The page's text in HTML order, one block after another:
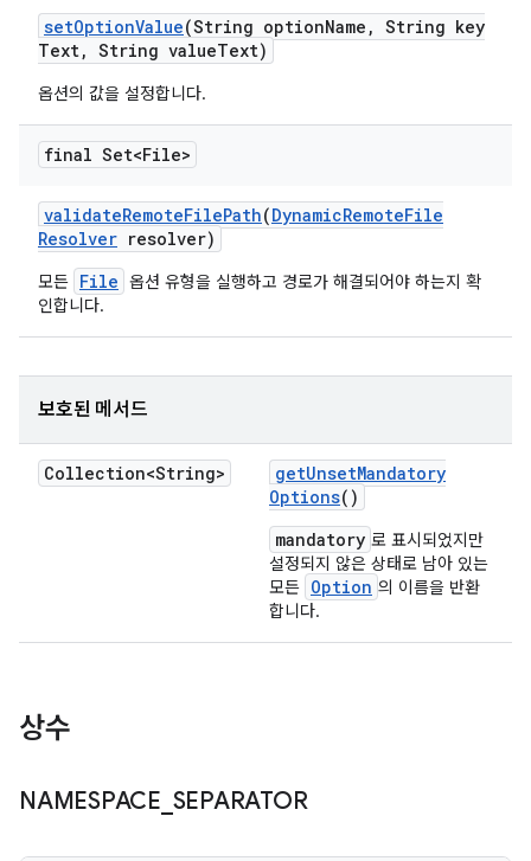
setOptionValue(String optionName , String key
Text, String valueText)
옵션의 값을 설정합니다.
final Set<File>
validateRemoteFilePath(DynamicRemoteFile
Resolver resolver)
모든 File 옵션 유형을 실행하고 경로가 해결되어야 하는지 확
인합니다.
보호된 메서드
Collection<String> getUnsetMandatory
Options()
mandatory 로 표시되었지만
설정되지 않은 상태로 남아 있는
모든 Option 의 이름을 반환
합니다.
상수
NAMESPACE SEPARATOR